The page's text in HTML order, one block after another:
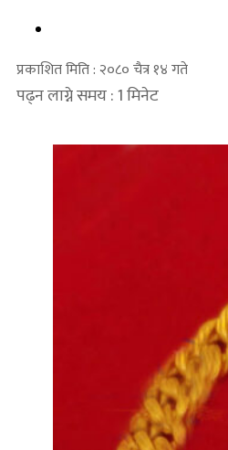
प्रकाशित मिति : २०८० चैत्र १४ गते
पढ्न लाग्ने समय : 1 मिनेट